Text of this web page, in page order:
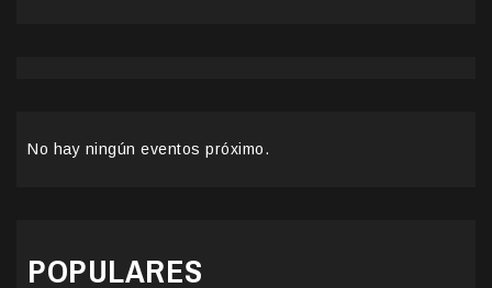
No hay ningún eventos próximo.
POPULARES